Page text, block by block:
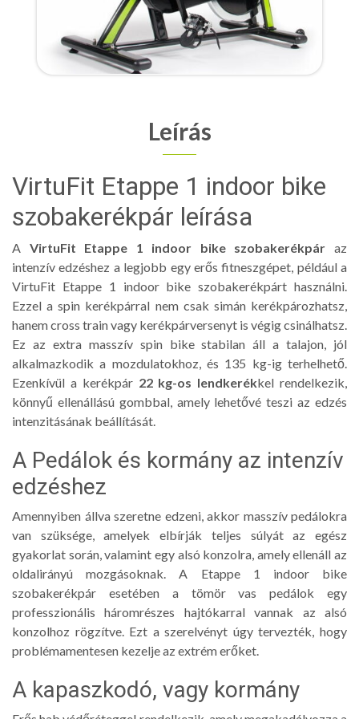
Leírás
VirtuFit Etappe 1 indoor bike
szobakerékpár leírása
A VirtuFit Etappe 1 indoor bike szobakerékpár az
intenzív edzéshez a legjobb egy erős fitneszgépet, például a
VirtuFit Etappe 1 indoor bike szobakerékpárt használni.
Ezzel a spin kerékpárral nem csak simán kerékpározhatsz,
hanem cross train vagy kerékpárversenyt is végig csinálhatsz.
Ez az extra masszív spin bike stabilan áll a talajon, jól
alkalmazkodik a mozdulatokhoz, és 135 kg-ig terhelhető.
Ezenkívül a kerékpár 22 kg-os lendkerékkel rendelkezik,
könnyű ellenállású gombbal, amely lehetővé teszi az edzés
intenzitásának beállítását.
A Pedálok és kormány az intenzív
edzéshez
Amennyiben állva szeretne edzeni, akkor masszív pedálokra
van szüksége, amelyek elbírják teljes súlyát az egész
gyakorlat során, valamint egy alsó konzolra, amely ellenáll az
oldalirányú mozgásoknak. A Etappe 1 indoor bike
szobakerékpár esetében a tömör vas pedálok egy
professzionális háromrészes hajtókarral vannak az alsó
konzolhoz rögzítve. Ezt a szerelvényt úgy tervezték, hogy
problémamentesen kezelje az extrém erőket.
A kapaszkodó, vagy kormány